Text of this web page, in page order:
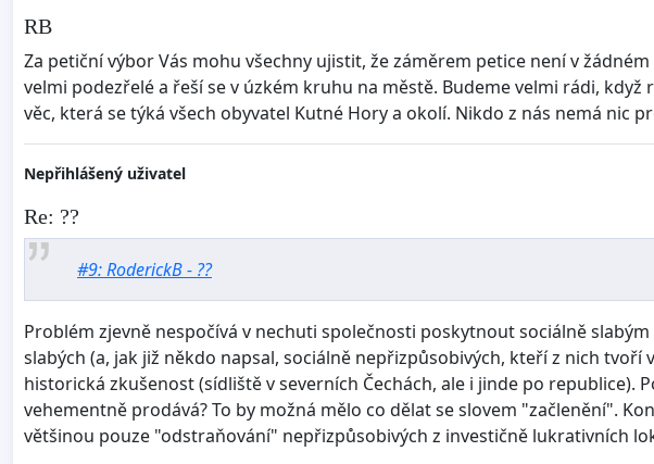
RB
Za petiční výbor Vás mohu všechny ujistit, že záměrem petice není v
velmi podezřelé a řeší se v úzkém kruhu na městě. Budeme velmi rádi,
věc, která se týká všech obyvatel Kutné Hory a okolí. Nikdo z nás nemá nic
Nepřihlášený uživatel
Re: ??
#9: RoderickB - ??
Problém zjevně nespočívá v nechuti společnosti poskytnout sociálně
slabých (a, jak již někdo napsal, sociálně nepřizpůsobivých, kteří z nich
historická zkušenost (sídliště v severních Čechách, ale i jinde po
vehementně prodává? To by možná mělo co dělat se slovem "začlenění".
většinou pouze "odstraňování" nepřizpůsobivých z investičně lukrativních